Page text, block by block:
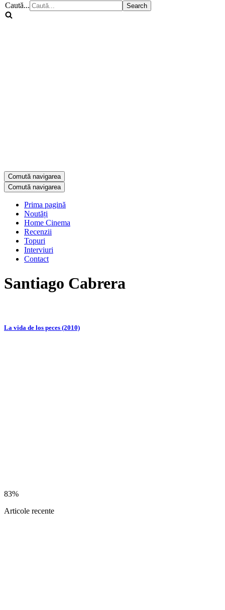
Caută...
Comută navigarea
Comută navigarea
Prima pagină
Noutăți
Home Cinema
Recenzii
Topuri
Interviuri
Contact
Santiago Cabrera
La vida de los peces (2010)
83%
Articole recente